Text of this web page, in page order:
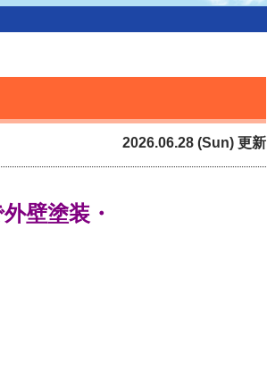
2026.06.28 (Sun) 更新
壁塗装・